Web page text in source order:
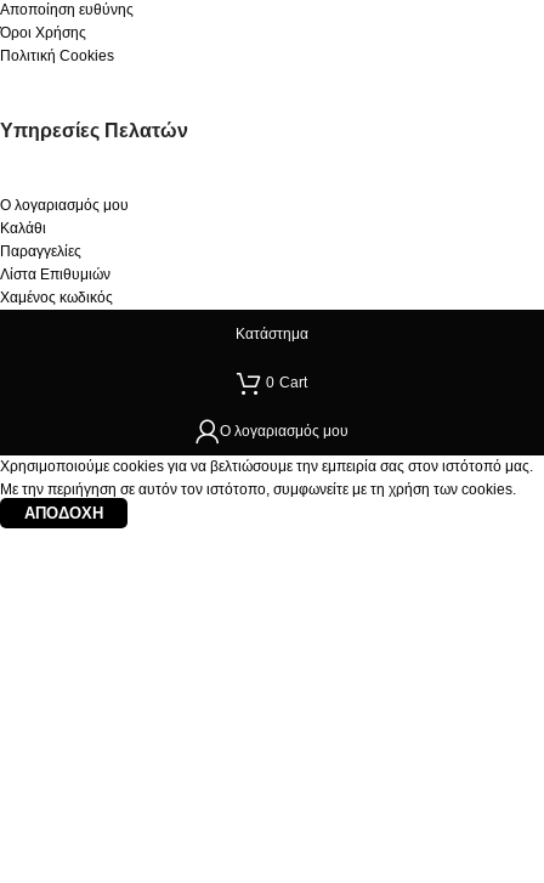
Αποποίηση ευθύνης
Όροι Χρήσης
Πολιτική Cookies
Υπηρεσίες Πελατών
Ο λογαριασμός μου
Καλάθι
Παραγγελίες
Λίστα Επιθυμιών
Χαμένος κωδικός
Κατάστημα
0 Cart
Ο λογαριασμός μου
Χρησιμοποιούμε cookies για να βελτιώσουμε την εμπειρία σας στον ιστότοπό μας.
Με την περιήγηση σε αυτόν τον ιστότοπο, συμφωνείτε με τη χρήση των cookies.
ΑΠΟΔΟΧΉ